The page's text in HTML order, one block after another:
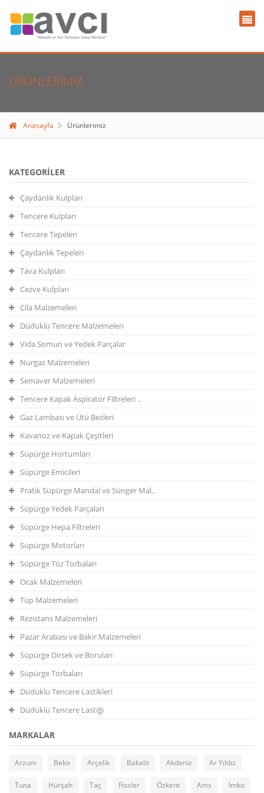
ÜRÜNLERIMIZ
Anasayfa Ürünlerimiz
KATEGORILER
Çaydanlık Kulpları
Tencere Kulpları
Tencere Tepeleri
Çaydanlık Tepeleri
Tava Kulpları
Cezve Kulpları
Cila Malzemeleri
Düdüklü Tencere Malzemeleri
Vida Somun ve Yedek Parçalar
Nurgaz Malzemeleri
Semaver Malzemeleri
Tencere Kapak Aspiratör Filtreleri ..
Gaz Lambası ve Ütü Bezleri
Kavanoz ve Kapak Çeşitleri
Süpürge Hortumları
Süpürge Emicileri
Pratik Süpürge Mandal ve Sünger Mal..
Süpürge Yedek Parçaları
Süpürge Hepa Filtreleri
Süpürge Motorları
Süpürge Toz Torbaları
Ocak Malzemeleri
Tüp Malzemeleri
Rezistans Malzemeleri
Pazar Arabası ve Bakır Malzemeleri
Süpürge Dirsek ve Boruları
Süpürge Torbaları
Düdüklü Tencere Lastikleri
Düdüklü Tencere Lastiği
MARKALAR
Arzum Beko Arçelik Bakalit Akdeniz Ar Yıldız
Tuna Hürşah Taç Fissler Özkent Ams İmko